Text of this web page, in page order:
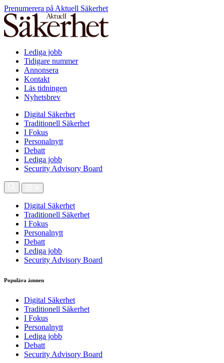
Prenumerera på Aktuell Säkerhet
Lediga jobb
Tidigare nummer
Annonsera
Kontakt
Läs tidningen
Nyhetsbrev
Digital Säkerhet
Traditionell Säkerhet
I Fokus
Personalnytt
Debatt
Lediga jobb
Security Advisory Board
Digital Säkerhet
Traditionell Säkerhet
I Fokus
Personalnytt
Debatt
Lediga jobb
Security Advisory Board
Populära ämnen
Digital Säkerhet
Traditionell Säkerhet
I Fokus
Personalnytt
Lediga jobb
Debatt
Security Advisory Board